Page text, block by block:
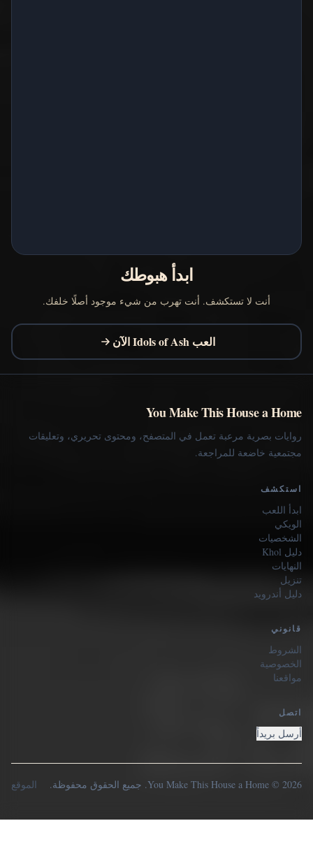
ابدأ هبوطك
أنت لا تستكشف. أنت تهرب من شيء موجود أصلًا خلفك.
العب Idols of Ash الآن
You Make This House a Home
روايات بصرية مرعبة تعمل في المتصفح، ومحتوى تحريري، وتعليقات
مجتمعية خاضعة للمراجعة.
استكشف
ابدأ اللعب
الويكي
الشخصيات
دليل Khol
النهايات
تنزيل
دليل أندرويد
قانوني
الشروط
الخصوصية
مواقعنا
اتصل
أرسل بريداً
2026 © You Make This House a Home. جميع الحقوق محفوظة. الموقع